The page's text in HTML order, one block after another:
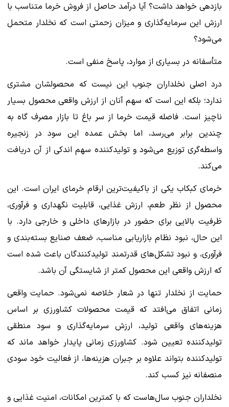
بازدهی خواهد داشت؟ آیا درآمد حاصل از فروش خرما متناسب با
ارزش این سرمایه‌گذاری و میزان زحمتی است که نخلدار متحمل
می‌شود؟
متأسفانه در بسیاری از موارد، پاسخ منفی است.
درد اصلی نخلداران جنوب این نیست که محصولشان مشتری
ندارد؛ بلکه این است که سهم آنان از ارزش واقعی محصول بسیار
ناچیز است. فاصله قیمت خرما از سر باغ تا بازار مصرف گاه به
چندین برابر می‌رسد، اما بخش عمده این سود در زنجیره
واسطه‌گری توزیع می‌شود و تولیدکننده سهم اندکی از آن دریافت
می‌کند.
خرمای کبکاب یکی از باکیفیت‌ترین ارقام خرمای ایران است. این
محصول از نظر طعم، ارزش غذایی، قابلیت نگهداری و فرآوری،
ظرفیت بالایی برای حضور در بازارهای داخلی و خارجی دارد. با
این حال، نبود نظام بازاریابی مناسب، ضعف صنایع بسته‌بندی و
فرآوری، و نبود تشکل‌های قدرتمند تولیدکنندگان باعث شده است
که ارزش واقعی این محصول کمتر از شایستگی آن باشد.
حمایت از نخلدار تنها در شعار خلاصه نمی‌شود. حمایت واقعی
زمانی اتفاق می‌افتد که قیمت محصولات کشاورزی بر اساس
هزینه‌های واقعی تولید، ارزش سرمایه‌گذاری و سود منطقی
تولیدکننده تعیین شود. کشاورزی زمانی پایدار خواهد ماند که
تولیدکننده بتواند علاوه بر جبران هزینه‌ها، از فعالیت خود سودی
منصفانه نیز کسب کند.
نخلداران جنوب سال‌هاست که با کمترین امکانات، امنیت غذایی و